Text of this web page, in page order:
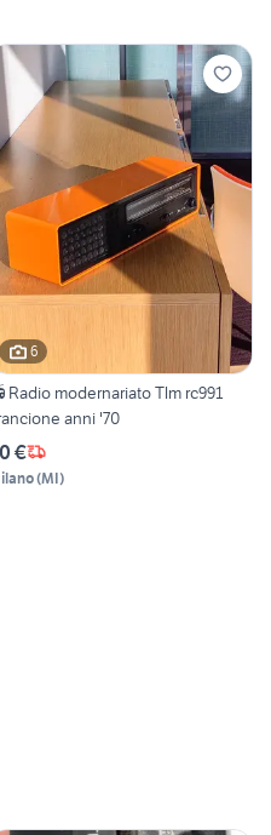
6
Radio modernariato Tlm rc991
anni '70
€
(MI)